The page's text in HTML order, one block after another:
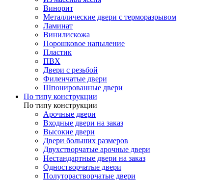
Винорит
Металлические двери с терморазрывом
Ламинат
Винилискожа
Порошковое напыление
Пластик
ПВХ
Двери с резьбой
Филенчатые двери
Шпонированные двери
По типу конструкции
По типу конструкции
Арочные двери
Входные двери на заказ
Высокие двери
Двери больших размеров
Двухстворчатые арочные двери
Нестандартные двери на заказ
Одностворчатые двери
Полуторастворчатые двери